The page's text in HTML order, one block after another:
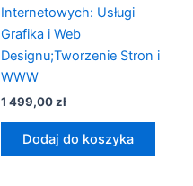
Internetowych: Usługi
Grafika i Web
Designu;Tworzenie Stron i
WWW
1 499,00zł
Dodaj do koszyka